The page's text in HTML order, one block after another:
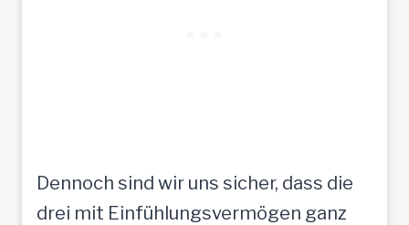
Dennoch sind wir uns sicher, dass die
drei mit Einfühlungsvermögen ganz